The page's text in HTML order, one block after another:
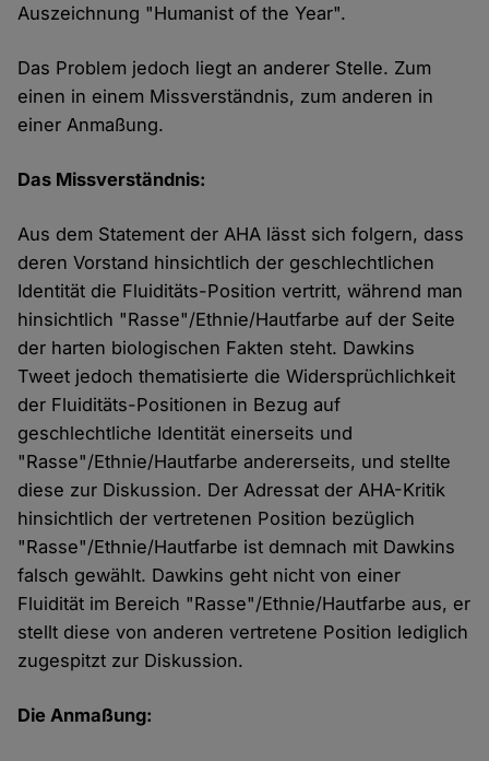
Auszeichnung "Humanist of the Year".
Das Problem jedoch liegt an anderer Stelle. Zum
einen in einem Missverständnis, zum anderen in
einer Anmaßung.
Das Missverständnis:
Aus dem Statement der AHA lässt sich folgern, dass
deren Vorstand hinsichtlich der geschlechtlichen
Identität die Fluiditäts-Position vertritt, während man
hinsichtlich "Rasse"/Ethnie/Hautfarbe auf der Seite
der harten biologischen Fakten steht. Dawkins
Tweet jedoch thematisierte die Widersprüchlichkeit
der Fluiditäts-Positionen in Bezug auf
geschlechtliche Identität einerseits und
"Rasse"/Ethnie/Hautfarbe andererseits, und stellte
diese zur Diskussion. Der Adressat der AHA-Kritik
hinsichtlich der vertretenen Position bezüglich
"Rasse"/Ethnie/Hautfarbe ist demnach mit Dawkins
falsch gewählt. Dawkins geht nicht von einer
Fluidität im Bereich "Rasse"/Ethnie/Hautfarbe aus, er
stellt diese von anderen vertretene Position lediglich
zugespitzt zur Diskussion.
Die Anmaßung: